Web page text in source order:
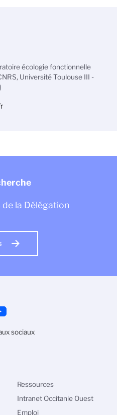
écologie fonctionnelle
Université Toulouse III -
la Délégation
sociaux
Ressources
Intranet Occitanie Ouest
Emploi